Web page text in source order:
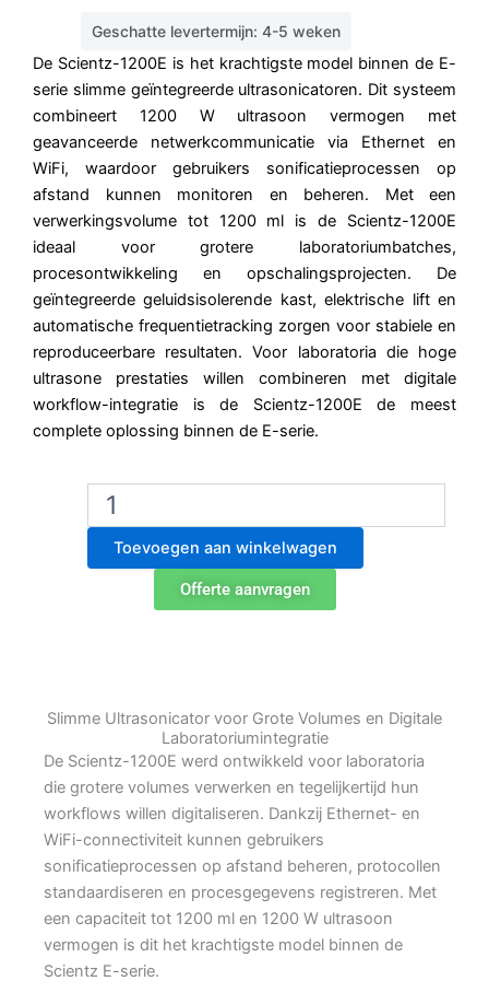
Geschatte levertermijn: 4-5 weken
De Scientz-1200E is het krachtigste model binnen de E-
serie slimme geïntegreerde ultrasonicatoren. Dit systeem
combineert 1200 W ultrasoon vermogen met
geavanceerde netwerkcommunicatie via Ethernet en
WiFi, waardoor gebruikers sonificatieprocessen op
afstand kunnen monitoren en beheren. Met een
verwerkingsvolume tot 1200 ml is de Scientz-1200E
ideaal voor grotere laboratoriumbatches,
procesontwikkeling en opschalingsprojecten. De
geïntegreerde geluidsisolerende kast, elektrische lift en
automatische frequentietracking zorgen voor stabiele en
reproduceerbare resultaten. Voor laboratoria die hoge
ultrasone prestaties willen combineren met digitale
workflow-integratie is de Scientz-1200E de meest
complete oplossing binnen de E-serie.
Scientz-
1200E
Slimme
Geïntegreerde
Ultrasonicator
Toevoegen aan winkelwagen
Offerte aanvragen
Slimme Ultrasonicator voor Grote Volumes en Digitale
Laboratoriumintegratie
De Scientz-1200E werd ontwikkeld voor laboratoria
die grotere volumes verwerken en tegelijkertijd hun
workflows willen digitaliseren. Dankzij Ethernet- en
WiFi-connectiviteit kunnen gebruikers
sonificatieprocessen op afstand beheren, protocollen
standaardiseren en procesgegevens registreren. Met
een capaciteit tot 1200 ml en 1200 W ultrasoon
vermogen is dit het krachtigste model binnen de
Scientz E-serie.